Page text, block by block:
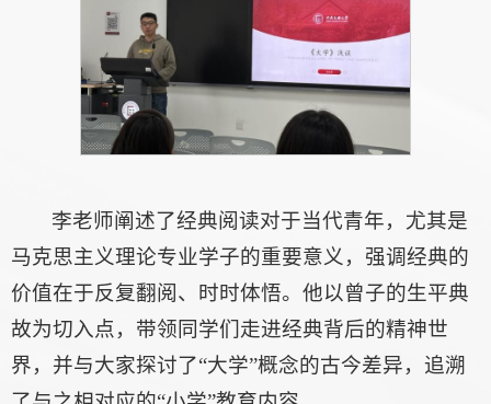
李老师阐述了经典阅读对于当代青年，尤其是
马克思主义理论专业学子的重要意义，强调经典的
价值在于反复翻阅、时时体悟。他以曾子的生平典
故为切入点，带领同学们走进经典背后的精神世
界，并与大家探讨了“大学”概念的古今差异，追溯